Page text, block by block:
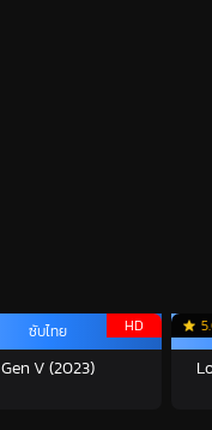
HD
ซับไทย
Gen V (2023)